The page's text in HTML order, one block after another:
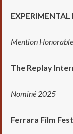
Mention
The Replay
Nominé 2025
Ferrara Film